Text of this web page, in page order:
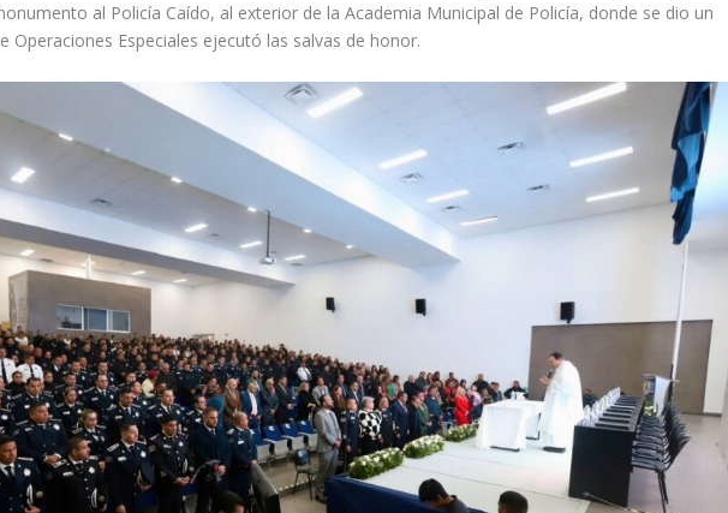
al Policía Caído, al exterior de la Academia Municipal de Policía, donde se dio un
Operaciones Especiales ejecutó las salvas de honor.